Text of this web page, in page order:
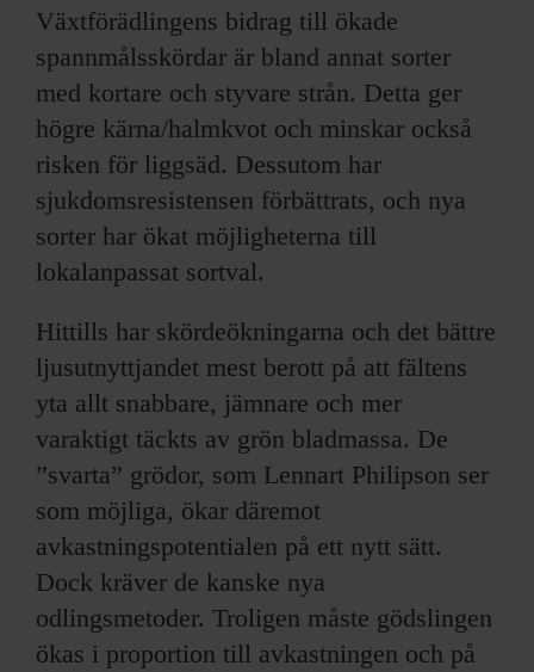
Växtförädlingens bidrag till ökade
spannmålsskördar är bland annat sorter
med kortare och styvare strån. Detta ger
högre kärna/halmkvot och minskar också
risken för liggsäd. Dessutom har
sjukdomsresistensen förbättrats, och nya
sorter har ökat möjligheterna till
lokalanpassat sortval.
Hittills har skördeökningarna och det bättre
ljusutnyttjandet mest berott på att fältens
yta allt snabbare, jämnare och mer
varaktigt täckts av grön bladmassa. De
”svarta” grödor, som Lennart Philipson ser
som möjliga, ökar däremot
avkastningspotentialen på ett nytt sätt.
Dock kräver de kanske nya
odlingsmetoder. Troligen måste gödslingen
ökas i proportion till avkastningen och på